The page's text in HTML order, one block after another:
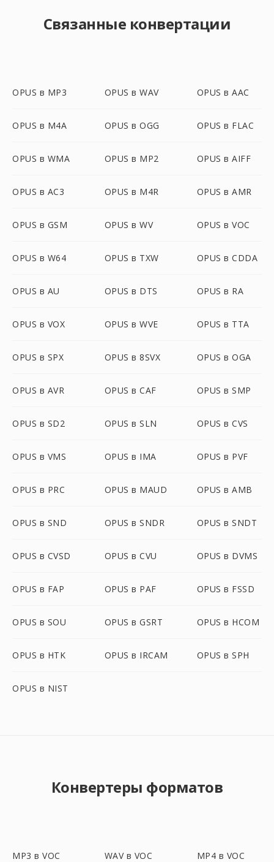
Связанные конвертации
OPUS в MP3 OPUS в WAV OPUS в AAC
OPUS в M4A OPUS в OGG OPUS в FLAC
OPUS в WMA OPUS в MP2 OPUS в AIFF
OPUS в AC3 OPUS в M4R OPUS в AMR
OPUS в GSM OPUS в WV OPUS в VOC
OPUS в W64 OPUS в TXW OPUS в CDDA
OPUS в AU OPUS в DTS OPUS в RA
OPUS в VOX OPUS в WVE OPUS в TTA
OPUS в SPX OPUS в 8SVX OPUS в OGA
OPUS в AVR OPUS в CAF OPUS в SMP
OPUS в SD2 OPUS в SLN OPUS в CVS
OPUS в VMS OPUS в IMA OPUS в PVF
OPUS в PRC OPUS в MAUD OPUS в AMB
OPUS в SND OPUS в SNDR OPUS в SNDT
OPUS в CVSD OPUS в CVU OPUS в DVMS
OPUS в FAP OPUS в PAF OPUS в FSSD
OPUS в SOU OPUS в GSRT OPUS в HCOM
OPUS в HTK OPUS в IRCAM OPUS в SPH
OPUS в NIST
Конвертеры форматов
MP3 в VOC WAV в VOC MP4 в VOC